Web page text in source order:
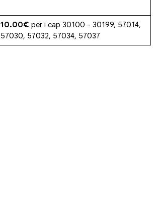
10.00€ per i cap 30100 - 30199, 57014,
57030, 57032, 57034, 57037